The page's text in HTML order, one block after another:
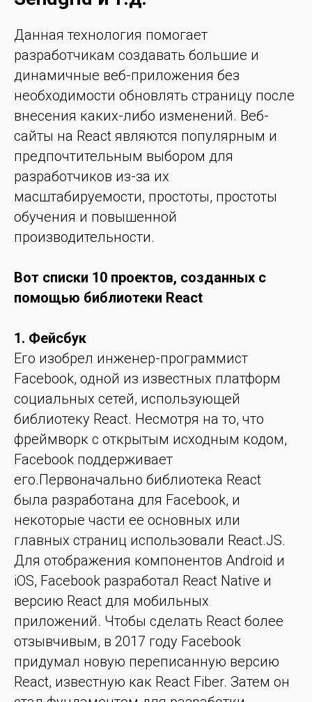
Данная технология помогает
разработчикам создавать большие и
динамичные веб-приложения без
необходимости обновлять страницу после
внесения каких-либо изменений. Веб-
сайты на React являются популярным и
предпочтительным выбором для
разработчиков из-за их
масштабируемости, простоты, простоты
обучения и повышенной
производительности.
Вот списки 10 проектов, созданных с
помощью библиотеки React
1. Фейсбук
Его изобрел инженер-программист
Facebook, одной из известных платформ
социальных сетей, использующей
библиотеку React. Несмотря на то, что
фреймворк с открытым исходным кодом,
Facebook поддерживает
его.Первоначально библиотека React
была разработана для Facebook, и
некоторые части ее основных или
главных страниц использовали React.JS.
Для отображения компонентов Android и
iOS, Facebook разработал React Native и
версию React для мобильных
приложений. Чтобы сделать React более
отзывчивым, в 2017 году Facebook
придумал новую переписанную версию
React, известную как React Fiber. Затем он